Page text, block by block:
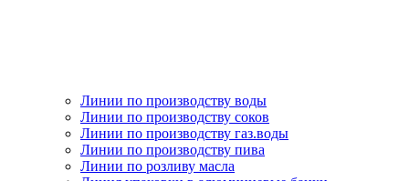
Линии по производству воды
Линии по производству соков
Линии по производству газ.воды
Линии по производству пива
Линии по розливу масла